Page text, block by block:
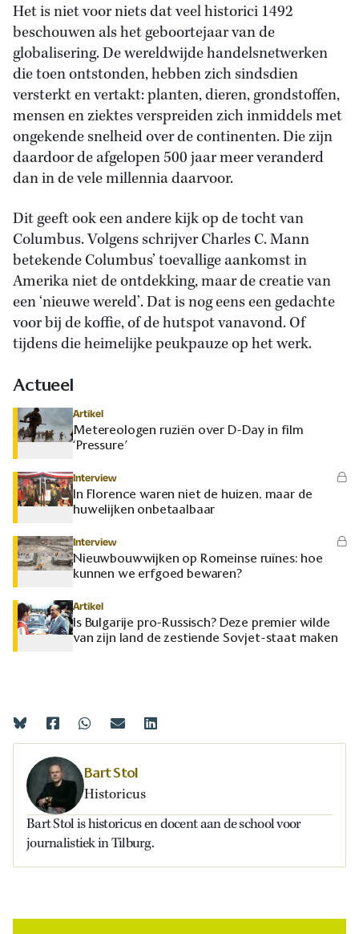
Het is niet voor niets dat veel historici 1492
beschouwen als het geboortejaar van de
globalisering. De wereldwijde handelsnetwerken
die toen ontstonden, hebben zich sindsdien
versterkt en vertakt: planten, dieren, grondstoffen,
mensen en ziektes verspreiden zich inmiddels met
ongekende snelheid over de continenten. Die zijn
daardoor de afgelopen 500 jaar meer veranderd
dan in de vele millennia daarvoor.
Dit geeft ook een andere kijk op de tocht van
Columbus. Volgens schrijver Charles C. Mann
betekende Columbus’ toevallige aankomst in
Amerika niet de ontdekking, maar de creatie van
een ‘nieuwe wereld’. Dat is nog eens een gedachte
voor bij de koffie, of de hutspot vanavond. Of
tijdens die heimelijke peukpauze op het werk.
Actueel
Artikel
Metereologen ruziën over D-Day in film
‘Pressure’
Interview
In Florence waren niet de huizen, maar de
huwelijken onbetaalbaar
Interview
Nieuwbouwwijken op Romeinse ruïnes: hoe
kunnen we erfgoed bewaren?
Artikel
Is Bulgarije pro-Russisch? Deze premier wilde
van zijn land de zestiende Sovjet-staat maken
Bart Stol
Historicus
Bart Stol is historicus en docent aan de school voor
journalistiek in Tilburg.